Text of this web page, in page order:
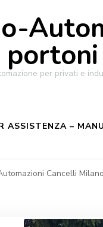
per privati e
ASSISTENZA –
Cancelli Milano